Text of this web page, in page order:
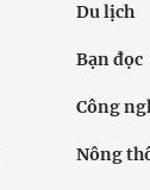
Du lịch
Bạn đọc
Công
Nông